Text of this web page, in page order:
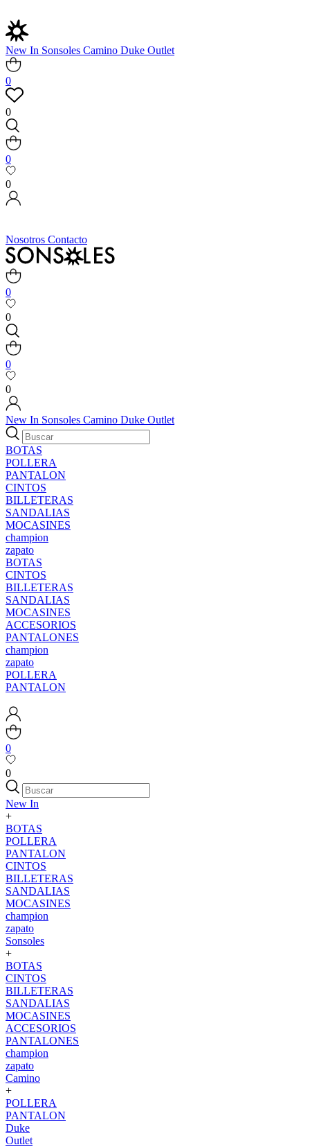
New In Sonsoles Camino Duke Outlet
0
0
0
0
Nosotros Contacto
0
0
0
0
New In Sonsoles Camino Duke Outlet
BOTAS
POLLERA
PANTALON
CINTOS
BILLETERAS
SANDALIAS
MOCASINES
champion
zapato
BOTAS
CINTOS
BILLETERAS
SANDALIAS
MOCASINES
ACCESORIOS
PANTALONES
champion
zapato
POLLERA
PANTALON
0
0
New In
+
BOTAS
POLLERA
PANTALON
CINTOS
BILLETERAS
SANDALIAS
MOCASINES
champion
zapato
Sonsoles
+
BOTAS
CINTOS
BILLETERAS
SANDALIAS
MOCASINES
ACCESORIOS
PANTALONES
champion
zapato
Camino
+
POLLERA
PANTALON
Duke
Outlet